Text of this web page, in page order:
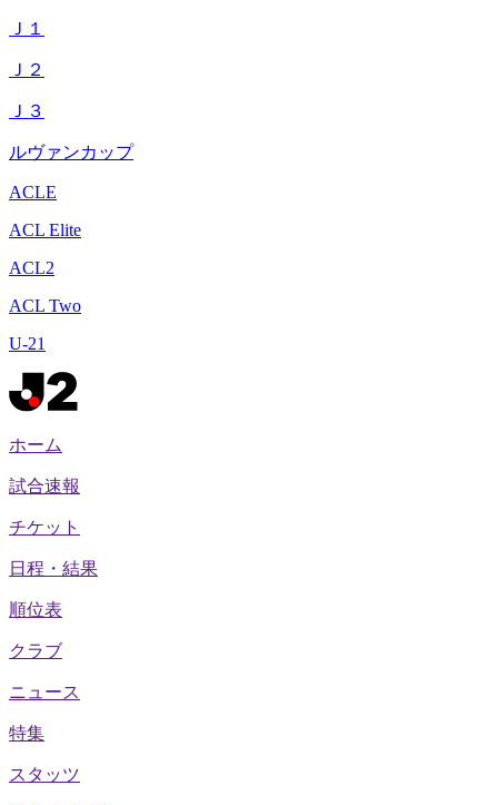
Ｊ１
Ｊ２
Ｊ３
ルヴァンカップ
ACLE
ACL Elite
ACL2
ACL Two
U-21
ホーム
試合速報
チケット
日程・結果
順位表
クラブ
ニュース
特集
スタッツ